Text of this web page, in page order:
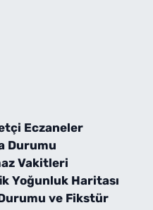
Eczaneler
Durumu
Vakitleri
Yoğunluk Haritası
ve Fikstür